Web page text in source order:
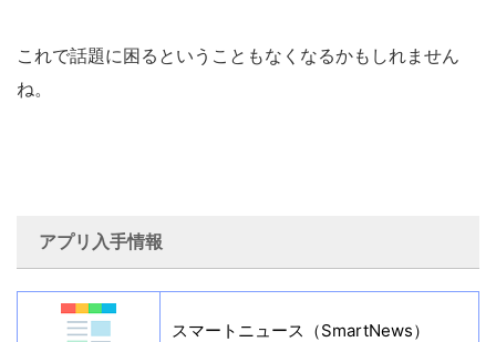
これで話題に困るということもなくなるかもしれません
ね。
アプリ入手情報
スマートニュース（SmartNews）